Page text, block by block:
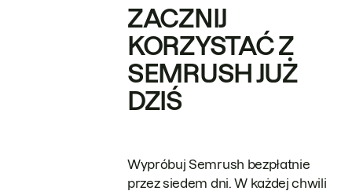
ZACZNIJ
KORZYSTAĆ Z
SEMRUSH JUŻ
DZIŚ
Wypróbuj Semrush bezpłatnie
przez siedem dni. W każdej chwili